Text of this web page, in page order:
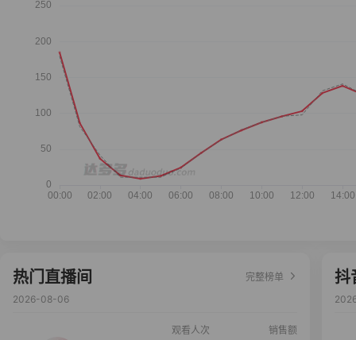
热门直播间
完整榜单
2026-08-06
观看人次 销售额
抖